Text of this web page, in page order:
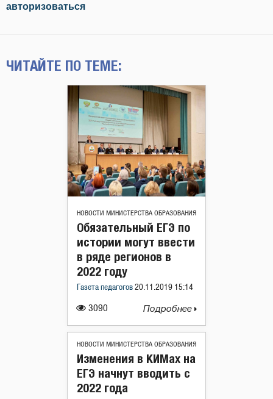
авторизоваться
ЧИТАЙТЕ ПО ТЕМЕ:
НОВОСТИ МИНИСТЕРСТВА ОБРАЗОВАНИЯ
3090
Обязательный ЕГЭ по
истории могут ввести
в ряде регионов в
2022 году
Газета педагогов 20.11.2019 15:14
Подробнее
НОВОСТИ МИНИСТЕРСТВА ОБРАЗОВАНИЯ
Изменения в КИМах на
ЕГЭ начнут вводить с
2022 года